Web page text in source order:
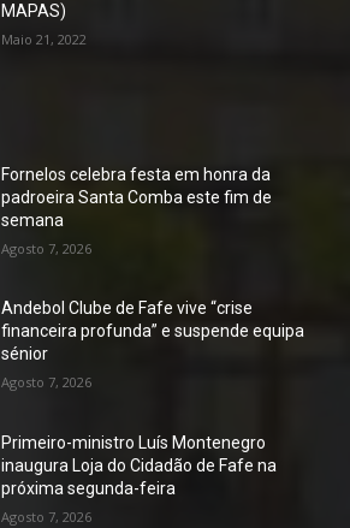
MAPAS)
Maio 21, 2022
Fornelos celebra festa em honra da
padroeira Santa Comba este fim de
semana
Agosto 7, 2026
Andebol Clube de Fafe vive “crise
financeira profunda” e suspende equipa
sénior
Agosto 7, 2026
Primeiro-ministro Luís Montenegro
inaugura Loja do Cidadão de Fafe na
próxima segunda-feira
Agosto 7, 2026